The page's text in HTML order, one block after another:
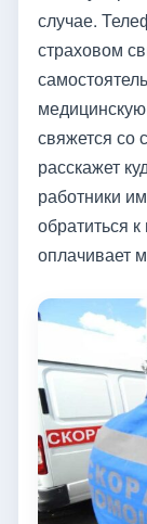
случае.
страховом
свяжется со
расскажет
работники
обратиться
оплачивает